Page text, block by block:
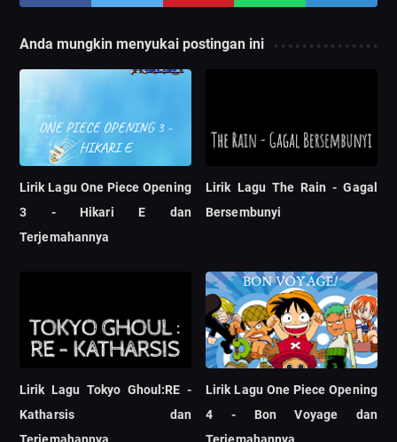
Anda mungkin menyukai postingan ini
Lirik Lagu One Piece Opening
3 - Hikari E dan
Terjemahannya
Lirik Lagu The Rain - Gagal
Bersembunyi
Lirik Lagu Tokyo Ghoul:RE -
Katharsis dan
Lirik Lagu One Piece Opening
4 - Bon Voyage dan